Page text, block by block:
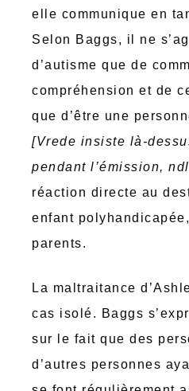
elle communique en
Selon Baggs, il ne
d’autisme que de
compréhension et de
que d’être une
[Vrede insiste là-
pendant l’émission,
réaction directe au
enfant
parents.
La maltraitance
cas isolé. Baggs
sur le fait que des
d’autres personnes